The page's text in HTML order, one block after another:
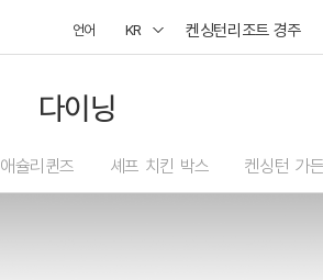
언어 KR 켄싱턴리조트 경주
다이닝
애슐리퀸즈 셰프 치킨 박스 켄싱턴 가